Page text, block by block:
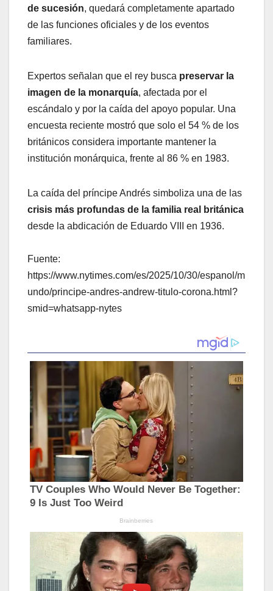
de sucesión, quedará completamente apartado
de las funciones oficiales y de los eventos
familiares.
Expertos señalan que el rey busca preservar la
imagen de la monarquía, afectada por el
escándalo y por la caída del apoyo popular. Una
encuesta reciente mostró que solo el 54 % de los
británicos considera importante mantener la
institución monárquica, frente al 86 % en 1983.
La caída del príncipe Andrés simboliza una de las
crisis más profundas de la familia real británica
desde la abdicación de Eduardo VIII en 1936.
Fuente:
https://www.nytimes.com/es/2025/10/30/espanol/m
undo/principe-andres-andrew-titulo-corona.html?
smid=whatsapp-nytes